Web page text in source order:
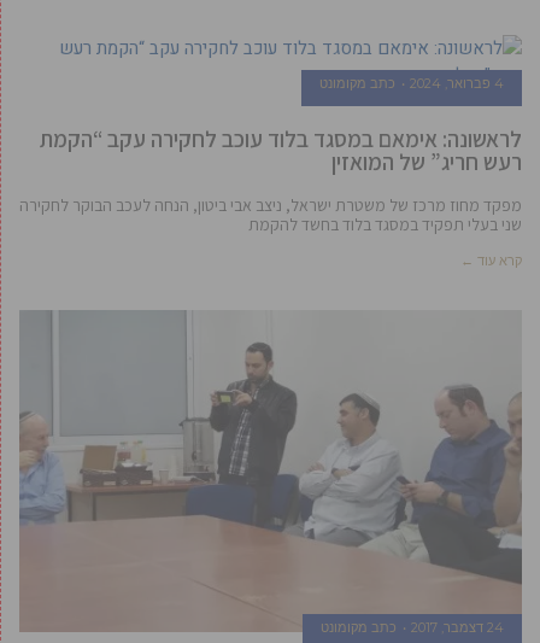
4 פברואר, 2024 כתב מקומונט
לראשונה: אימאם במסגד בלוד עוכב לחקירה עקב “הקמת
רעש חריג” של המואזין
מפקד מחוז מרכז של משטרת ישראל, ניצב אבי ביטון, הנחה לעכב הבוקר לחקירה
שני בעלי תפקיד במסגד בלוד בחשד להקמת
קרא עוד ←
24 דצמבר, 2017 כתב מקומונט